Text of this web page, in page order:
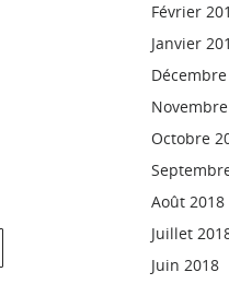
Février
Janvier
Octobre
Août 2018
Juillet
Juin 2018